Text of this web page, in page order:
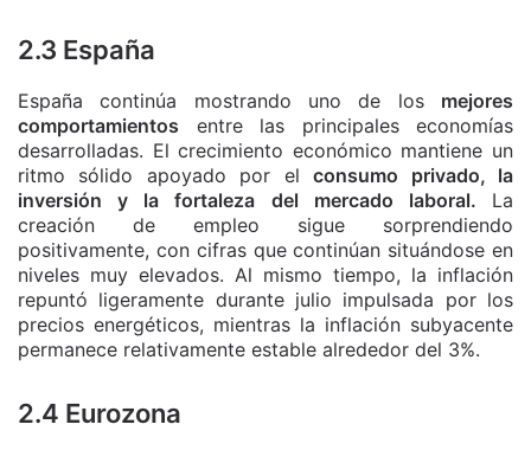
2.3 España
España continúa mostrando uno de los mejores
comportamientos entre las principales economías
desarrolladas. El crecimiento económico mantiene un
ritmo sólido apoyado por elconsumo privado, la
inversión y la fortaleza del mercado laboral. La
creación de empleo sigue sorprendiendo
positivamente, con cifras que continúan situándose en
niveles muy elevados. Al mismo tiempo, la inflación
repuntó ligeramente durante julio impulsada por los
precios energéticos, mientras la inflación subyacente
permanece relativamente estable alrededor del 3%.
2.4 Eurozona